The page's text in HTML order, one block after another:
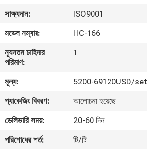
কারখানা
ভ্রমণ
নিয়ন্ত্রণ
যোগাযোগ
করুন
সাক্ষ্যদান:
ISO9001
মডেল নম্বার:
HC-166
ন্যূনতম চাহিদার
পরিমাণ:
1
মূল্য:
5200-69120USD/set
প্যাকেজিং বিবরণ:
আলোচনা হয়েছে
ডেলিভারি সময়:
20-60 দিন
পরিশোধের শর্ত:
টি/টি